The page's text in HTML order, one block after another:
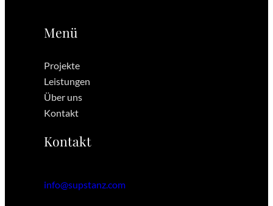
Menü
Projekte
Leistungen
Über uns
Kontakt
Kontakt
info@supstanz.com